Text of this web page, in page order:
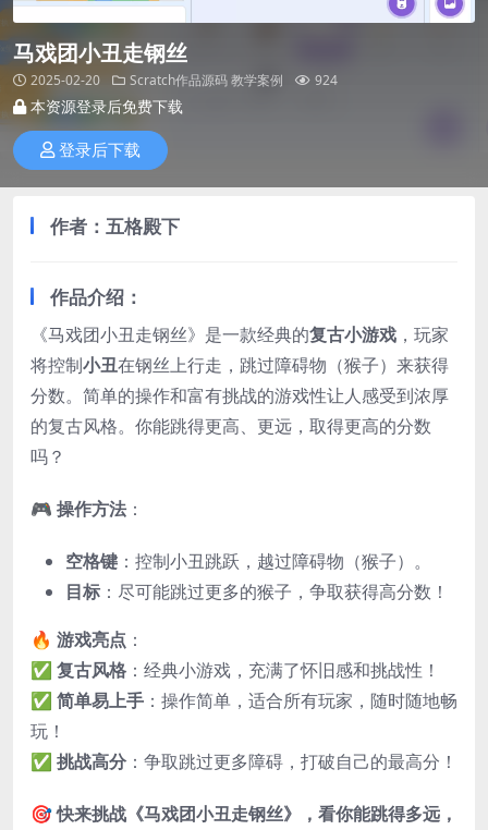
马戏团小丑走钢丝
2025-02-20 Scratch作品源码教学案例 924
本资源登录后免费下载
登录后下载
作者：五格殿下
作品介绍：
《马戏团小丑走钢丝》是一款经典的复古小游戏 ，玩家
将控制小丑在钢丝上行走，跳过障碍物（猴子）来获得
分数。简单的操作和富有挑战的游戏性让人感受到浓厚
的复古风格。你能跳得更高、更远，取得更高的分数
吗？
🎮 操作方法 ：
空格键 ：控制小丑跳跃，越过障碍物（猴子）。
目标 ：尽可能跳过更多的猴子，争取获得高分数！
🔥 游戏亮点 ：
✅ 复古风格 ：经典小游戏，充满了怀旧感和挑战性！
✅ 简单易上手 ：操作简单，适合所有玩家，随时随地畅
玩！
✅ 挑战高分 ：争取跳过更多障碍，打破自己的最高分！
🎯快来挑战《马戏团小丑走钢丝》，看你能跳得多远，